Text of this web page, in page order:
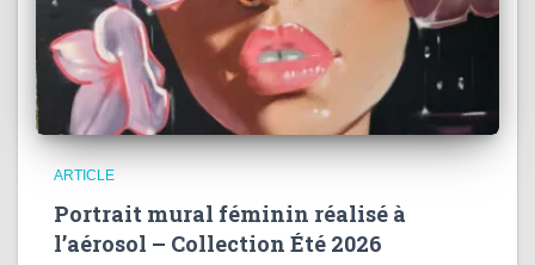
ARTICLE
Portrait mural féminin réalisé à
l’aérosol – Collection Été 2026